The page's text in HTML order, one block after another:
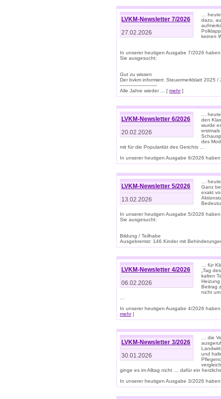
LVKM-Newsletter 7/2026
27.02.2026
…
dazu,
keinen
In unserer heutigen Ausgabe 7/2026
Sie ausgesucht:
Gut zu wissen
Der bvkm informiert: Steuermerkblatt 2025 /
-------------------------
Alle Jahre wieder ... [ mehr]
LVKM-Newsletter 6/2026
20.02.2026
…
den
wurde
des
mit für die Popularität des Gerichts …
In unserer heutigen Ausgabe 6/2026
LVKM-Newsletter 5/2026
13.02.2026
…
Ganz
exakt
In unserer heutigen Ausgabe 5/2026
Sie ausgesucht:
Bildung / Teilhabe
Ausgebremst: 146 Kinder mit
LVKM-Newsletter 4/2026
06.02.2026
… für
„Tag
kalten
Beitrag
nicht
In unserer heutigen Ausgabe 4/2026
mehr]
LVKM-Newsletter 3/2026
30.01.2026
… die
und
ginge es im Alltag nicht … dafür ein
In unserer heutigen Ausgabe 3/2026